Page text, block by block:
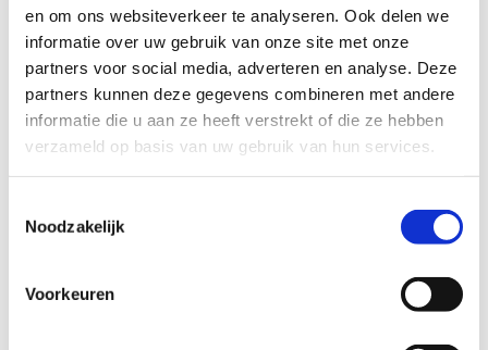
en om ons websiteverkeer te analyseren. Ook delen we
informatie over uw gebruik van onze site met onze
partners voor social media, adverteren en analyse. Deze
partners kunnen deze gegevens combineren met andere
informatie die u aan ze heeft verstrekt of die ze hebben
verzameld op basis van uw gebruik van hun services.
Noodzakelijk
Voorkeuren
Taalstoornissen
Stemstoornissen